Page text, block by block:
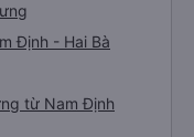
Định - Hai Bà
từ Nam Định